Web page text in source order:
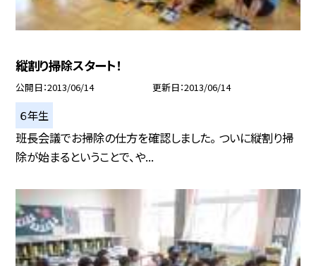
縦割り掃除スタート！
公開日 2013/06/14 更新日 2013/06/14
６年生
班長会議でお掃除の仕方を確認しました。 ついに縦割り掃
除が始まるということで、や...